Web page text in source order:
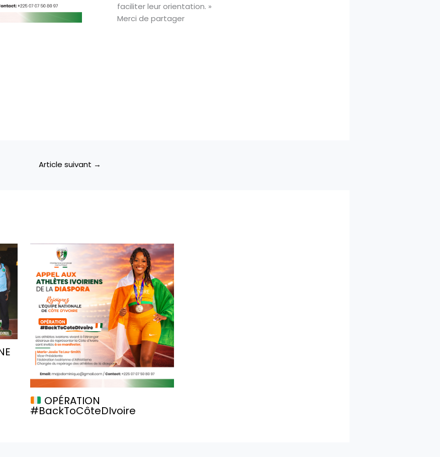
faciliter leur orientation. »
Merci de partager
Article suivant →
OPÉRATION
#BackToCôteDIvoire